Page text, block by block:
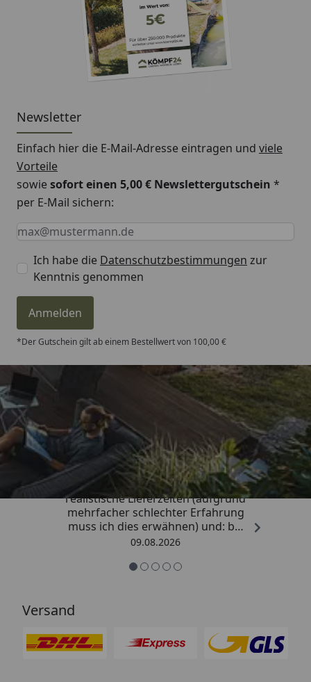
Newsletter
Einfach hier die E-Mail-Adresse eintragen und viele
Vorteile
sowiesofort einen 5,00 € Newslettergutschein *
per E-Mail sichern:
Keine Eingabe erforderlich
Eingabe erforderlich
E-Mail *
Ich habe die Datenschutzbestimmungen zur
Kenntnis genommen
Anmelden
*Der Gutschein gilt ab einem Bestellwert von 100,00 €
Trusted Shops
4,81/ 5
„Sehr gute Qualitäts-Markenware,
realistische Lieferzeiten (aufgrund
mehrfacher schlechter Erfahrung
muss ich dies erwähnen) und: bei
Kritik kommt die Antwort
Menschen mit Verstand und nicht
(auch dass ist leider immer öfter
09.08.2026
Versand